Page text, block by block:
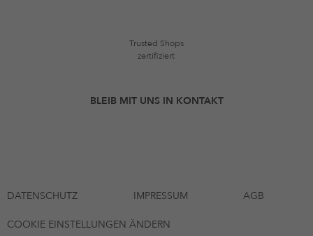
Trusted Shops
zertifiziert
BLEIB MIT UNS IN KONTAKT
DATENSCHUTZ IMPRESSUM AGB
COOKIE EINSTELLUNGEN ÄNDERN